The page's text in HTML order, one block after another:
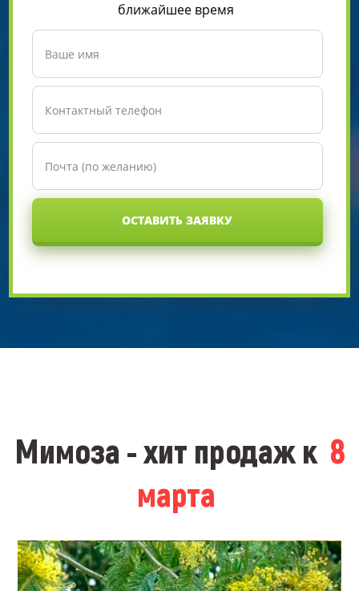
ближайшее время
ОСТАВИТЬ ЗАЯВКУ
Мимоза - хит продаж к 8
марта